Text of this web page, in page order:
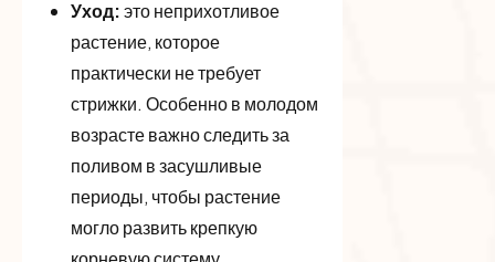
Уход:это неприхотливое
растение, которое
практически не требует
стрижки. Особенно в молодом
возрасте важно следить за
поливом в засушливые
периоды, чтобы растение
могло развить крепкую